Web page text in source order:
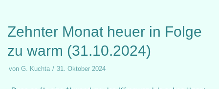
Zehnter Monat heuer in Folge
zu warm (31.10.2024)
von G. Kuchta 31. Oktober 2024